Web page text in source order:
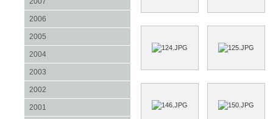
2006
2005
2004
2003
2002
2001